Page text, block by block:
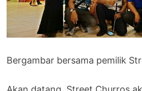
Bergambar bersama pemilik